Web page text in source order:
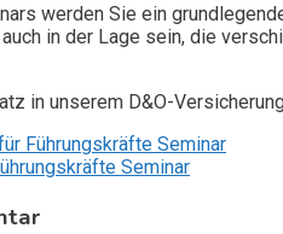
werden Sie ein
in der Lage sein, die
in unserem D&O-
Führungskräfte Seminar
Seminar